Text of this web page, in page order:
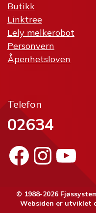
Butikk
Linktree
Lely melkerobot
Personvern
Åpenhetsloven
Telefon
02634
Facebook
© 1988-2026
Websiden er utviklet